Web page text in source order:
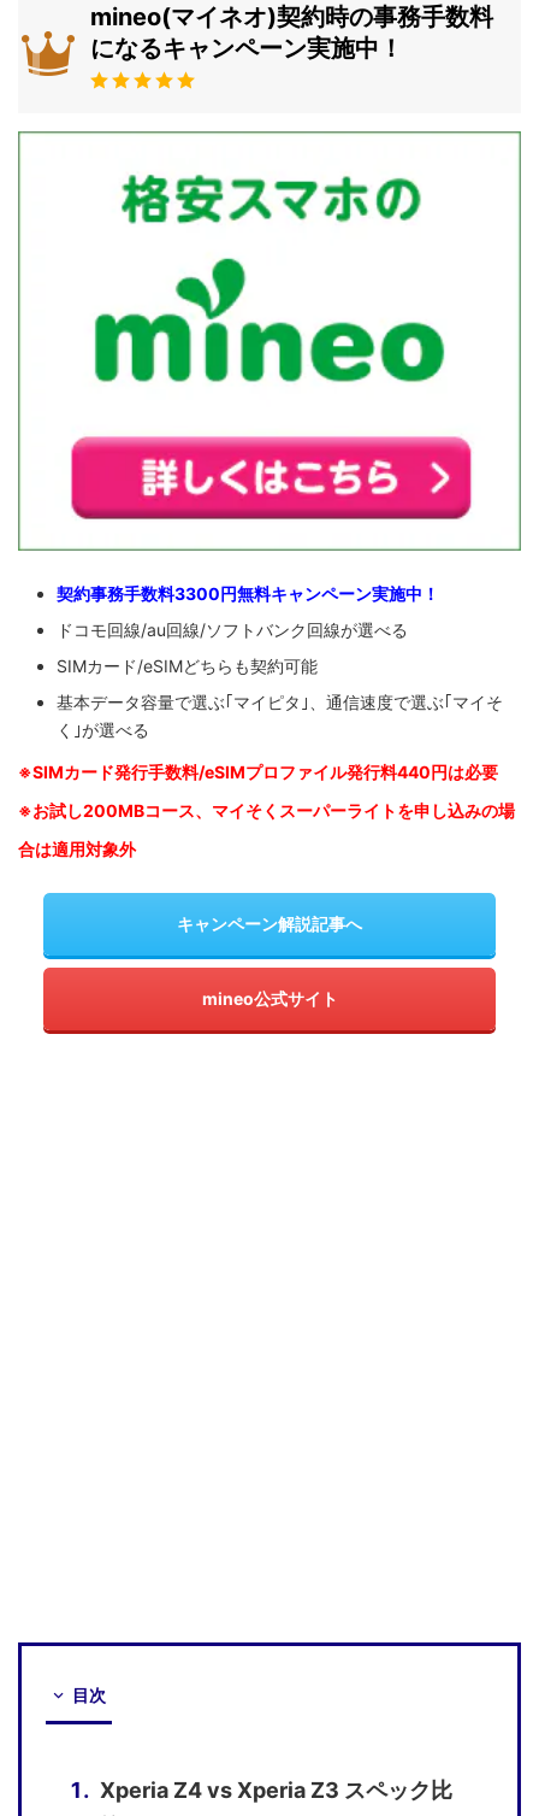
mineo(マイネオ)契約時の事務手数料
になるキャンペーン実施中！
契約事務手数料3300円無料キャンペーン実施中！
ドコモ回線/au回線/ソフトバンク回線が選べる
SIMカード/eSIMどちらも契約可能
基本データ容量で選ぶ｢マイピタ｣、通信速度で選ぶ｢マイそ
く｣が選べる
※SIMカード発行手数料/eSIMプロファイル発行料440円は必要
※お試し200MBコース、マイそくスーパーライトを申し込みの場
合は適用対象外
キャンペーン解説記事へ
mineo公式サイト
目次
Xperia Z4 vs Xperia Z3 スペック比